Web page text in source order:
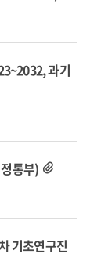
과기
통부)
기초연구진